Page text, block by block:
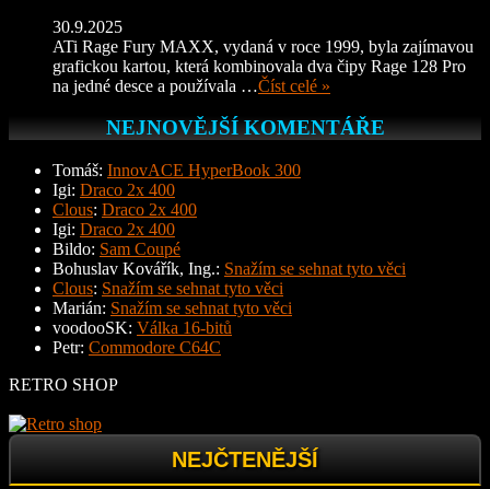
30.9.2025
ATi Rage Fury MAXX, vydaná v roce 1999, byla zajímavou
grafickou kartou, která kombinovala dva čipy Rage 128 Pro
na jedné desce a používala …Číst celé »
NEJNOVĚJŠÍ KOMENTÁŘE
Tomáš: InnovACE HyperBook 300
Igi: Draco 2x 400
Clous: Draco 2x 400
Igi: Draco 2x 400
Bildo: Sam Coupé
Bohuslav Kovářík, Ing.: Snažím se sehnat tyto věci
Clous: Snažím se sehnat tyto věci
Marián: Snažím se sehnat tyto věci
voodooSK: Válka 16-bitů
Petr: Commodore C64C
RETRO SHOP
NEJČTENĚJŠÍ